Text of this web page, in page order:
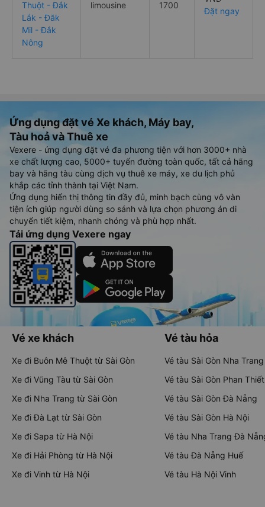
Thuột - Đắk
Lắk - Đăk
Mil - Đắk
Nông
limousine
1700
Đặt ngay
Ứng dụng đặt vé Xe khách, Máy bay,
Tàu hoả và Thuê xe
Vexere - ứng dụng đặt vé đa phương tiện với hơn 3000+ nhà
xe chất lượng cao, 5000+ tuyến đường toàn quốc, tất cả hãng
bay và hãng tàu cùng dịch vụ thuê xe máy, xe du lịch phủ
khắp các tỉnh thành tại Việt Nam.
Ứng dụng hiển thị thông tin đầy đủ, minh bạch cùng vô vàn
tiện ích giúp người dùng so sánh và lựa chọn phương án di
chuyển tiết kiệm, nhanh chóng và phù hợp nhất.
Tải ứng dụng Vexere ngay
Vé xe khách
Xe đi Buôn Mê Thuột từ Sài Gòn
Xe đi Vũng Tàu từ Sài Gòn
Xe đi Nha Trang từ Sài Gòn
Xe đi Đà Lạt từ Sài Gòn
Xe đi Sapa từ Hà Nội
Xe đi Hải Phòng từ Hà Nội
Xe đi Vinh từ Hà Nội
Vé tàu hỏa
Vé tàu Sài Gòn Nha Trang
Vé tàu Sài Gòn Phan Thiết
Vé tàu Sài Gòn Đà Nẵng
Vé tàu Sài Gòn Hà Nội
Vé tàu Nha Trang Đà
Vé tàu Đà Nẵng Huế
Vé tàu Hà Nội Vinh